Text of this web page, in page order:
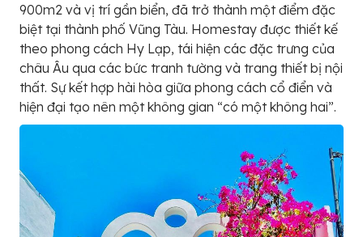
900m2 và vị trí gần biển, đã trở thành một điểm đặc
biệt tại thành phố Vũng Tàu. Homestay được thiết kế
theo phong cách Hy Lạp, tái hiện các đặc trưng của
châu Âu qua các bức tranh tường và trang thiết bị nội
thất. Sự kết hợp hài hòa giữa phong cách cổ điển và
hiện đại tạo nên một không gian “có một không hai”.